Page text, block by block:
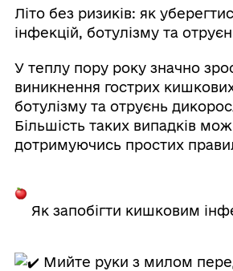
Літо без ризиків: як
інфекцій, ботулізму та
У теплу пору року значно
виникнення гострих
ботулізму та отруєнь
Більшість таких випадків
дотримуючись простих
Як запобігти кишковим
Мийте руки з милом